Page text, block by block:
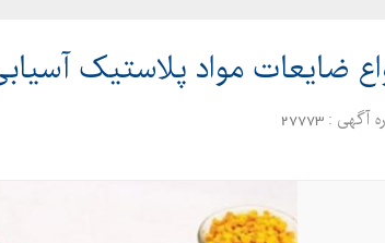
ضایعات مواد پلاستیک
آگهی : 27773